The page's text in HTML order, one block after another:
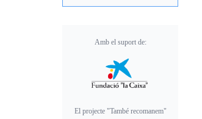
Amb el suport de:
El projecte "També recomanem"